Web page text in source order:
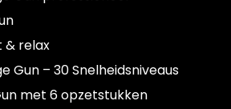
& relax
Gun – 30 Snelheidsniveaus
met 6 opzetstukken